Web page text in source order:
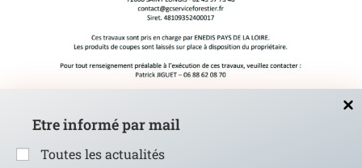
Etre informé par mail
Toutes les actualités
1 septembre 2023